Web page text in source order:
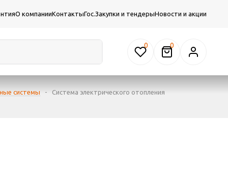
О компанииКонтактыГос.Закупки и тендерыНовости и акции
0
системы - Система электрического отопления